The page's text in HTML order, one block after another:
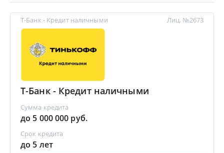
Т-Банк - Кредит наличными
Т-Банк - Кредит наличными
Сумма кредита
до 5 000 000 руб.
Срок кредита
до 5 лет
Лиц. №2673